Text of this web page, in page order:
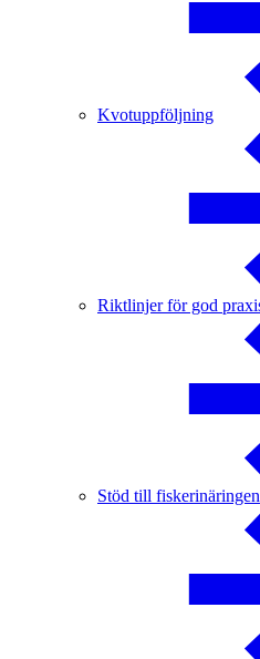
Kvotuppföljning
Riktlinjer för god
Stöd till fiskerinäringen